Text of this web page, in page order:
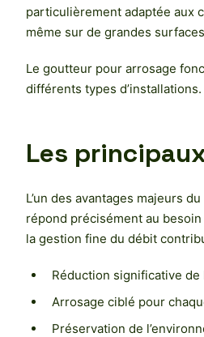
particulièrement adaptée aux
même sur de grandes
Le goutteur pour arrosage
différents types
Les
L’un des avantages majeurs
répond précisément au
la gestion fine du débit
Réduction significative de
Arrosage ciblé pour
Préservation de